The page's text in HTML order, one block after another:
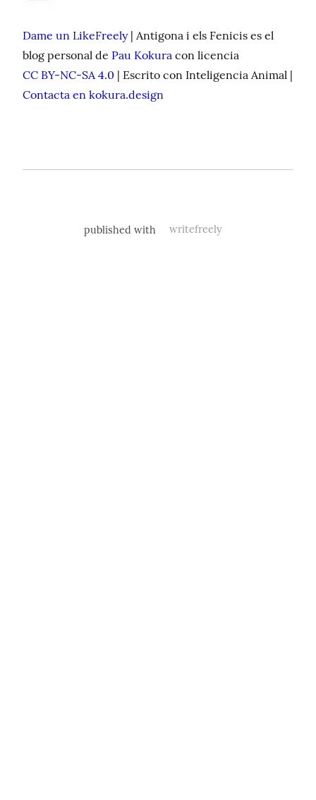
Dame un LikeFreely | Antigona i els Fenicis es el
blog personal de Pau Kokura con licencia
CC BY-NC-SA 4.0
Contacta en kokura.design
published with writefreely